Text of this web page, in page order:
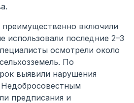
преимущественно включили
использовали последние 2–3
осмотрели около
По
выявили нарушения
Недобросовестным
предписания и